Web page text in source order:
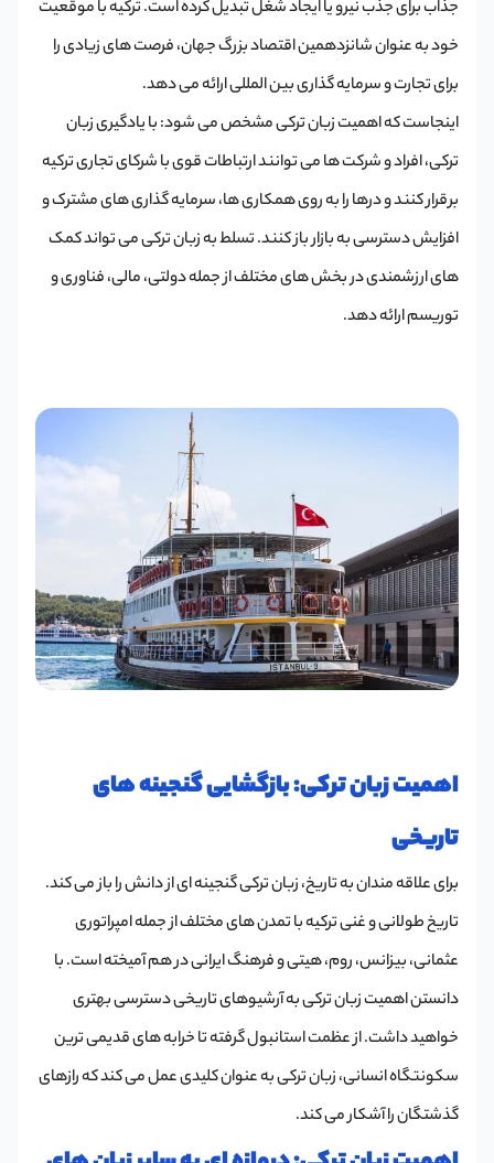
جذاب برای جذب نیرو یا ایجاد شغل تبدیل کرده است. ترکیه با موقعیت
خود به عنوان شانزدهمین اقتصاد بزرگ جهان، فرصت های زیادی را
برای تجارت و سرمایه گذاری بین المللی ارائه می دهد.
اینجاست که اهمیت زبان ترکی مشخص می شود: با یادگیری زبان
ترکی، افراد و شرکت ها می توانند ارتباطات قوی با شرکای تجاری ترکیه
برقرار کنند و درها را به روی همکاری ها، سرمایه گذاری های مشترک و
افزایش دسترسی به بازار باز کنند. تسلط به زبان ترکی می تواند کمک
های ارزشمندی در بخش های مختلف از جمله دولتی، مالی، فناوری و
توریسم ارائه دهد.
اهمیت زبان ترکی: بازگشایی گنجینه های
تاریخی
برای علاقه مندان به تاریخ، زبان ترکی گنجینه ای از دانش را باز می کند.
تاریخ طولانی و غنی ترکیه با تمدن های مختلف از جمله امپراتوری
عثمانی، بیزانس، روم، هیتی و فرهنگ ایرانی در هم آمیخته است. با
دانستن اهمیت زبان ترکی به آرشیوهای تاریخی دسترسی بهتری
خواهید داشت. از عظمت استانبول گرفته تا خرابه های قدیمی ترین
سکونتگاه انسانی، زبان ترکی به عنوان کلیدی عمل می کند که رازهای
گذشتگان را آشکار می کند.